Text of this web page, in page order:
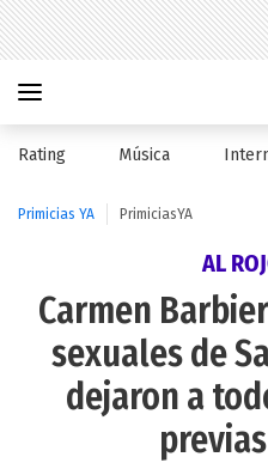
Rating Música
Primicias YA PrimiciasYA
AL
Carmen
sexuales de
dejaron a